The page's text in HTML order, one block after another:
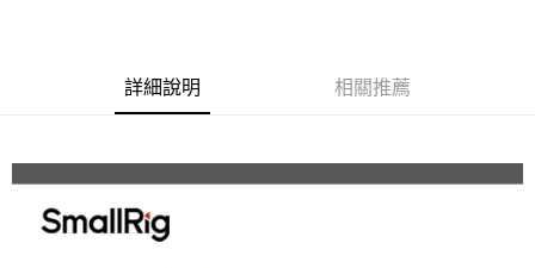
台新國際商業銀行
中國信託商業銀行
台灣樂天信用卡公司
玉山商業銀行
星展（台灣）商業銀行
台新國際商業銀行
詳細說明 相關推薦